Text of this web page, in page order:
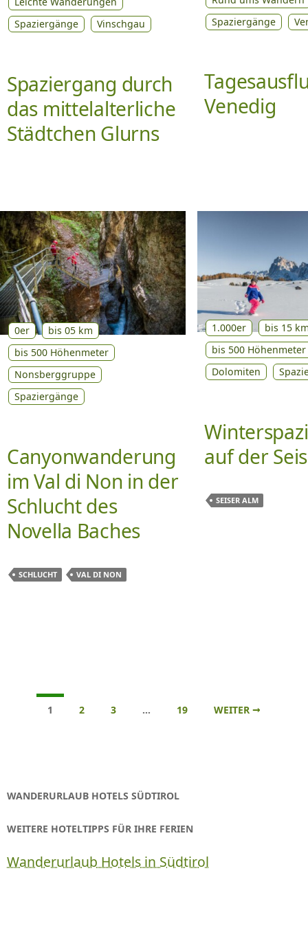
Spaziergänge
Vinschgau
Spaziergang durch
das mittelalterliche
Städtchen Glurns
Spaziergänge
Venedig
0er
bis 05 km
bis 500 Höhenmeter
Nonsberggruppe
Spaziergänge
Canyonwanderung
im Val di Non in der
Schlucht des
Novella Baches
SCHLUCHT VAL DI NON
1.000er
bis 15
bis 500 Höhenmeter
Dolomiten
auf der
SEISER ALM
Beitrags-
1 2 3 … 19 WEITER →
WANDERURLAUB HOTELS SÜDTIROL
WEITERE HOTELTIPPS FÜR IHRE FERIEN
Wanderurlaub Hotels in Südtirol